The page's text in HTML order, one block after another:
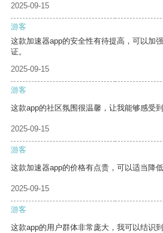
2025-09-15
游客
这款加速器app的安全性有待提高，可以加
证。
2025-09-15
游客
这款app的社区氛围很温馨，让我能够感受到
2025-09-15
游客
这款加速器app的价格有点贵，可以适当降
2025-09-15
游客
这款app的用户群体非常庞大，我可以结识